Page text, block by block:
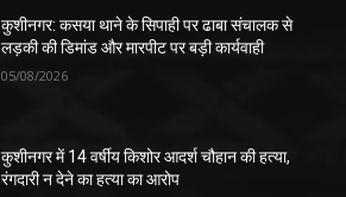
कुशीनगर: कसया थाने के सिपाही पर ढाबा संचालक से
लड़की की डिमांड और मारपीट पर बड़ी कार्यवाही
05/08/2026
कुशीनगर में 14 वर्षीय किशोर आदर्श चौहान की हत्या,
रंगदारी न देने का हत्या का आरोप